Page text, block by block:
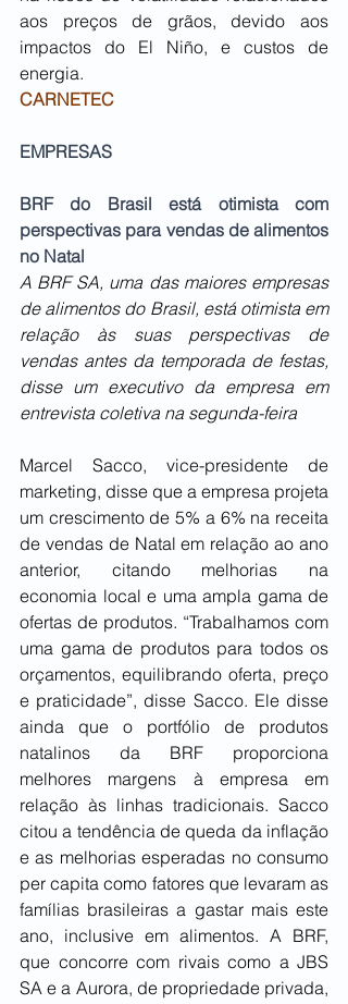
aos preços de grãos, devido aos
impactos do El Niño, e custos de
energia.
CARNETEC
EMPRESAS
BRF do Brasil está otimista com
perspectivas para vendas de alimentos
no Natal
A BRF SA, uma das maiores empresas
de alimentos do Brasil, está otimista em
relação às suas perspectivas de
vendas antes da temporada de festas,
disse um executivo da empresa em
entrevista coletiva na segunda-feira
Marcel Sacco, vice-presidente de
marketing, disse que a empresa projeta
um crescimento de 5% a 6% na receita
de vendas de Natal em relação ao ano
anterior, citando melhorias na
economia local e uma ampla gama de
ofertas de produtos. “Trabalhamos com
uma gama de produtos para todos os
orçamentos, equilibrando oferta, preço
e praticidade”, disse Sacco. Ele disse
ainda que o portfólio de produtos
natalinos da BRF proporciona
melhores margens à empresa em
relação às linhas tradicionais. Sacco
citou a tendência de queda da inflação
e as melhorias esperadas no consumo
per capita como fatores que levaram as
famílias brasileiras a gastar mais este
ano, inclusive em alimentos. A BRF,
que concorre com rivais como a JBS
SA e a Aurora, de propriedade privada,